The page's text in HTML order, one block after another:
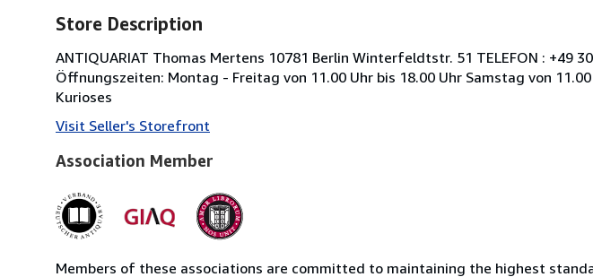
Store Description
ANTIQUARIAT Thomas Mertens 10781 Berlin Winterfeldtstr. 51 TELEFON : +49
Öffnungszeiten: Montag - Freitag von 11.00 Uhr bis 18.00 Uhr Samstag von
Kurioses
Visit Seller's Storefront
Association Member
Members of these associations are committed to maintaining the highest